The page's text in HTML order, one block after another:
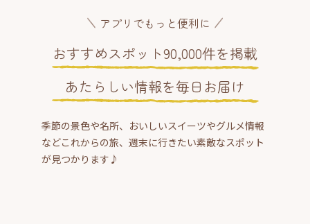
アプリでもっと便利に
おすすめスポット90,000件を掲載
あたらしい情報を毎日お届け
季節の景色や名所、おいしいスイーツやグルメ情報
などこれからの旅、週末に行きたい素敵なスポット
が見つかります♪